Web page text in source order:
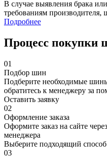
В случае выявления брака
требованиям производителя,
Подробнее
Процесс покупки
01
Подбор шин
Подберите необходимые
обратитесь к менеджеру за
Оставить заявку
02
Оформление заказа
Оформите заказ на сайте
менеджера
Выберите подходящий
03